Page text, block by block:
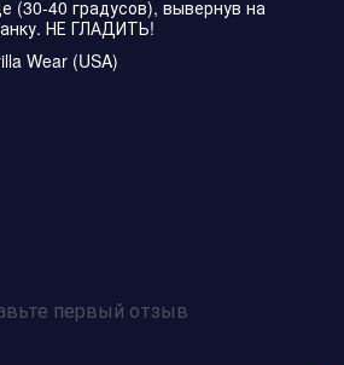
(30-40 градусов), вывернув на
НЕ ГЛАДИТЬ!
Wear (USA)
первый отзыв